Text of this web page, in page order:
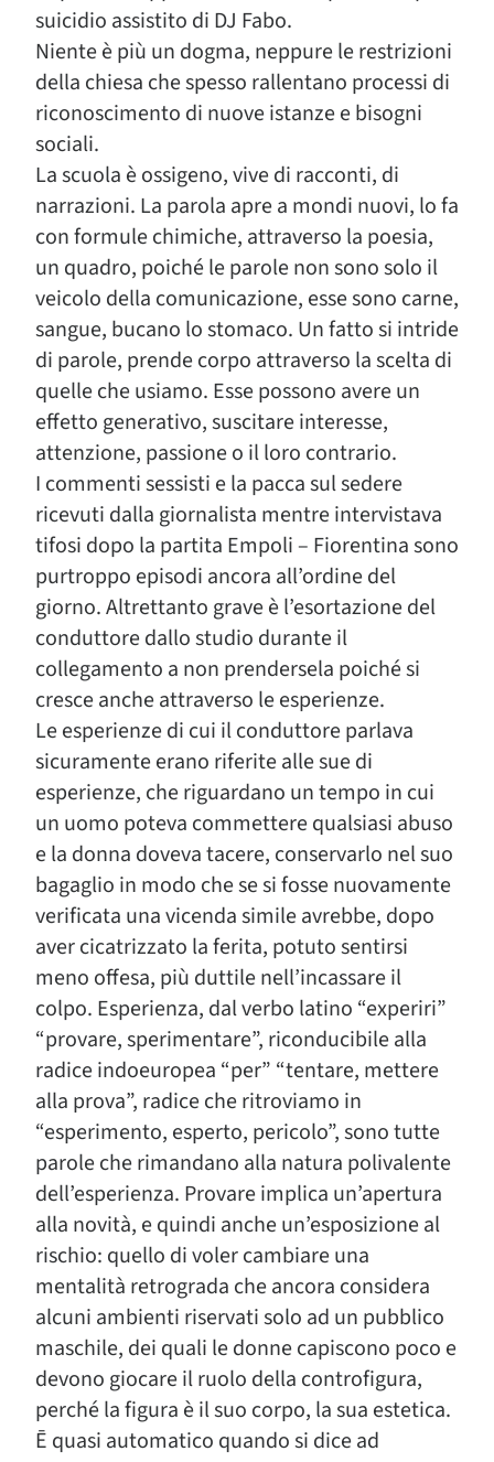
suicidio assistito di DJ Fabo.
Niente è più un dogma, neppure le restrizioni
della chiesa che spesso rallentano processi di
riconoscimento di nuove istanze e bisogni
sociali.
La scuola è ossigeno, vive di racconti, di
narrazioni. La parola apre a mondi nuovi, lo fa
con formule chimiche, attraverso la poesia,
un quadro, poiché le parole non sono solo il
veicolo della comunicazione, esse sono carne,
sangue, bucano lo stomaco. Un fatto si intride
di parole, prende corpo attraverso la scelta di
quelle che usiamo. Esse possono avere un
effetto generativo, suscitare interesse,
attenzione, passione o il loro contrario.
I commenti sessisti e la pacca sul sedere
ricevuti dalla giornalista mentre intervistava
tifosi dopo la partita Empoli – Fiorentina sono
purtroppo episodi ancora all’ordine del
giorno. Altrettanto grave è l’esortazione del
conduttore dallo studio durante il
collegamento a non prendersela poiché si
cresce anche attraverso le esperienze.
Le esperienze di cui il conduttore parlava
sicuramente erano riferite alle sue di
esperienze, che riguardano un tempo in cui
un uomo poteva commettere qualsiasi abuso
e la donna doveva tacere, conservarlo nel suo
bagaglio in modo che se si fosse nuovamente
verificata una vicenda simile avrebbe, dopo
aver cicatrizzato la ferita, potuto sentirsi
meno offesa, più duttile nell’incassare il
colpo. Esperienza, dal verbo latino “experiri”
“provare, sperimentare”, riconducibile alla
radice indoeuropea “per” “tentare, mettere
alla prova”, radice che ritroviamo in
“esperimento, esperto, pericolo”, sono tutte
parole che rimandano alla natura polivalente
dell’esperienza. Provare implica un’apertura
alla novità, e quindi anche un’esposizione al
rischio: quello di voler cambiare una
mentalità retrograda che ancora considera
alcuni ambienti riservati solo ad un pubblico
maschile, dei quali le donne capiscono poco e
devono giocare il ruolo della controfigura,
perché la figura è il suo corpo, la sua estetica.
Ē quasi automatico quando si dice ad